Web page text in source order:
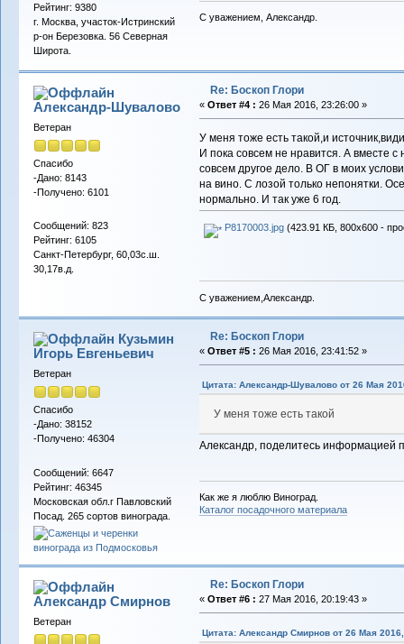
Рейтинг: 9380
г. Москва, участок-Истринский
р-он Березовка. 56 Северная
Широта.
С уважением, Александр.
Александр-Шувалово
Ветеран
Спасибо
-Дано: 8143
-Получено: 6101
Сообщений: 823
Рейтинг: 6105
Санкт-Петербург, 60,03с.ш.
30,17в.д.
Re: Боскоп Глори
« Ответ #4 : 26 Мая 2016, 23:26:00 »
У меня тоже есть такой,и
И пока совсем не нравится. А вместе
совсем другое дело. В ОГ в моих
на вино. С лозой только непонятки.
нормально. И так уже 6 год.
P8170003.jpg(423.91 КБ, 800x600 -
С уважением,Александр.
Кузьмин
Игорь Евгеньевич
Ветеран
Спасибо
-Дано: 38152
-Получено: 46304
Сообщений: 6647
Рейтинг: 46345
Московская обл.г Павловский
Посад. 265 сортов винограда.
Re: Боскоп Глори
« Ответ #5 : 26 Мая 2016, 23:41:52 »
Цитата: Александр-Шувалово от 26 Мая
У меня тоже есть такой
Александр, поделитесь информацией
Как же я люблю Виноград.
Каталог посадочного материала
Александр Смирнов
Ветеран
Re: Боскоп Глори
« Ответ #6 : 27 Мая 2016, 20:19:43 »
Цитата: Александр Смирнов от 26 Мая